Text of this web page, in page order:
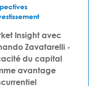
Insight avec
Zavatarelli -
du capital
avantage